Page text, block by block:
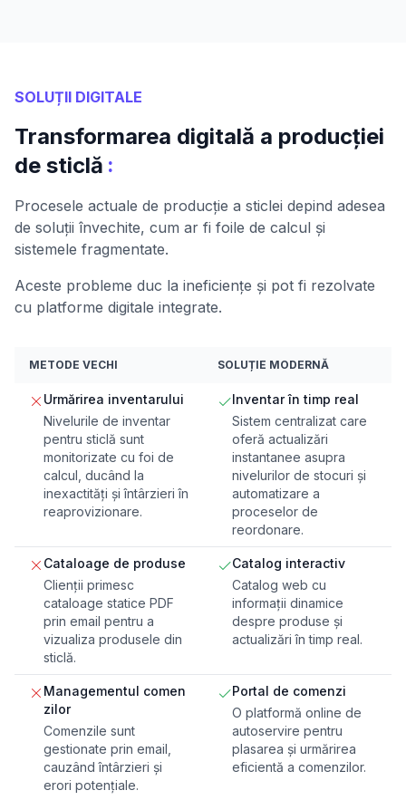
SOLUȚII DIGITALE
Transformarea digitală a producției
de sticlă :
Procesele actuale de producție a sticlei depind adesea
de soluții învechite, cum ar fi foile de calcul și
sistemele fragmentate.
Aceste probleme duc la ineficiențe și pot fi rezolvate
cu platforme digitale integrate.
METODE VECHI SOLUȚIE MODERNĂ
Urmărirea inventarului
Nivelurile de inventar
pentru sticlă sunt
monitorizate cu foi de
calcul, ducând la
inexactități și întârzieri în
reaprovizionare.
Inventar în timp real
Sistem centralizat care
oferă actualizări
instantanee asupra
nivelurilor de stocuri și
automatizare a
proceselor de
reordonare.
Cataloage de produse
Clienții primesc
cataloage statice PDF
prin email pentru a
vizualiza produsele din
sticlă.
Catalog interactiv
Catalog web cu
informații dinamice
despre produse și
actualizări în timp real.
Managementul comen
zilor
Comenzile sunt
gestionate prin email,
cauzând întârzieri și
erori potențiale.
Portal de comenzi
O platformă online de
autoservire pentru
plasarea și urmărirea
eficientă a comenzilor.